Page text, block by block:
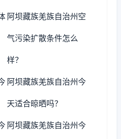
阿坝藏族羌族自治州空
气污染扩散条件怎么
样？
阿坝藏族羌族自治州今
天适合晾晒吗？
阿坝藏族羌族自治州今